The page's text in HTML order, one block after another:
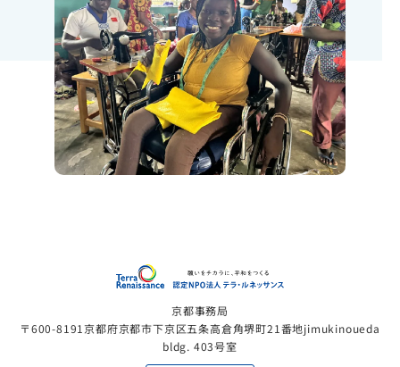
京都事務局
〒600-8191京都府京都市下京区五条高倉角堺町21番地jimukinoueda
bldg. 403号室